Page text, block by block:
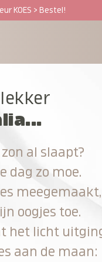
KOES > Bestel!
al slaapt?
dag zo moe.
meegemaakt,
oogjes toe.
het licht
aan de maan: